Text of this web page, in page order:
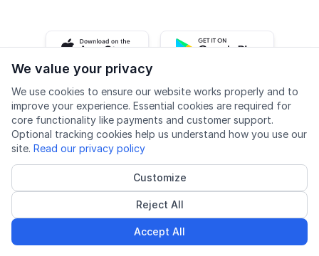
We value your privacy
We use cookies to ensure our website works properly and to
improve your experience. Essential cookies are required for
core functionality like payments and customer support.
Optional tracking cookies help us understand how you use our
site. Read our privacy policy
Customize
Reject All
Accept All
FacebookInstagram
YoutubeLinkedIn
Privacy policy
Accredited course provider